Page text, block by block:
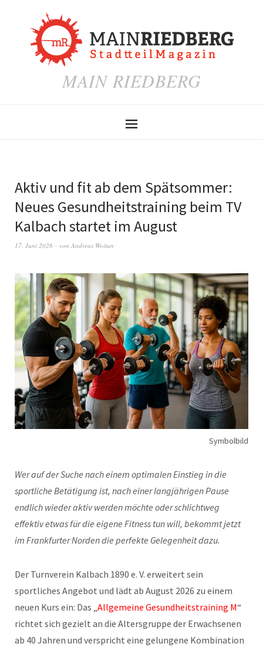
MAIN RIEDBERG
Aktiv und fit ab dem Spätsommer:
Neues Gesundheitstraining beim TV
Kalbach startet im August
17. Juni 2026 von Andreas Woitun
Symbolbild
Wer auf der Suche nach einem optimalen Einstieg in die
sportliche Betätigung ist, nach einer langjährigen Pause
endlich wieder aktiv werden möchte oder schlichtweg
effektiv etwas für die eigene Fitness tun will, bekommt jetzt
im Frankfurter Norden die perfekte Gelegenheit dazu.
Der Turnverein Kalbach 1890 e. V. erweitert sein
sportliches Angebot und lädt ab August 2026 zu einem
neuen Kurs ein: Das „Allgemeine Gesundheitstraining M“
richtet sich gezielt an die Altersgruppe der Erwachsenen
ab 40 Jahren und verspricht eine gelungene Kombination